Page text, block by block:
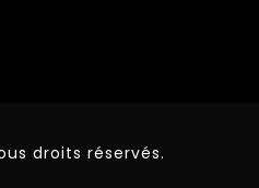
droits réservés.